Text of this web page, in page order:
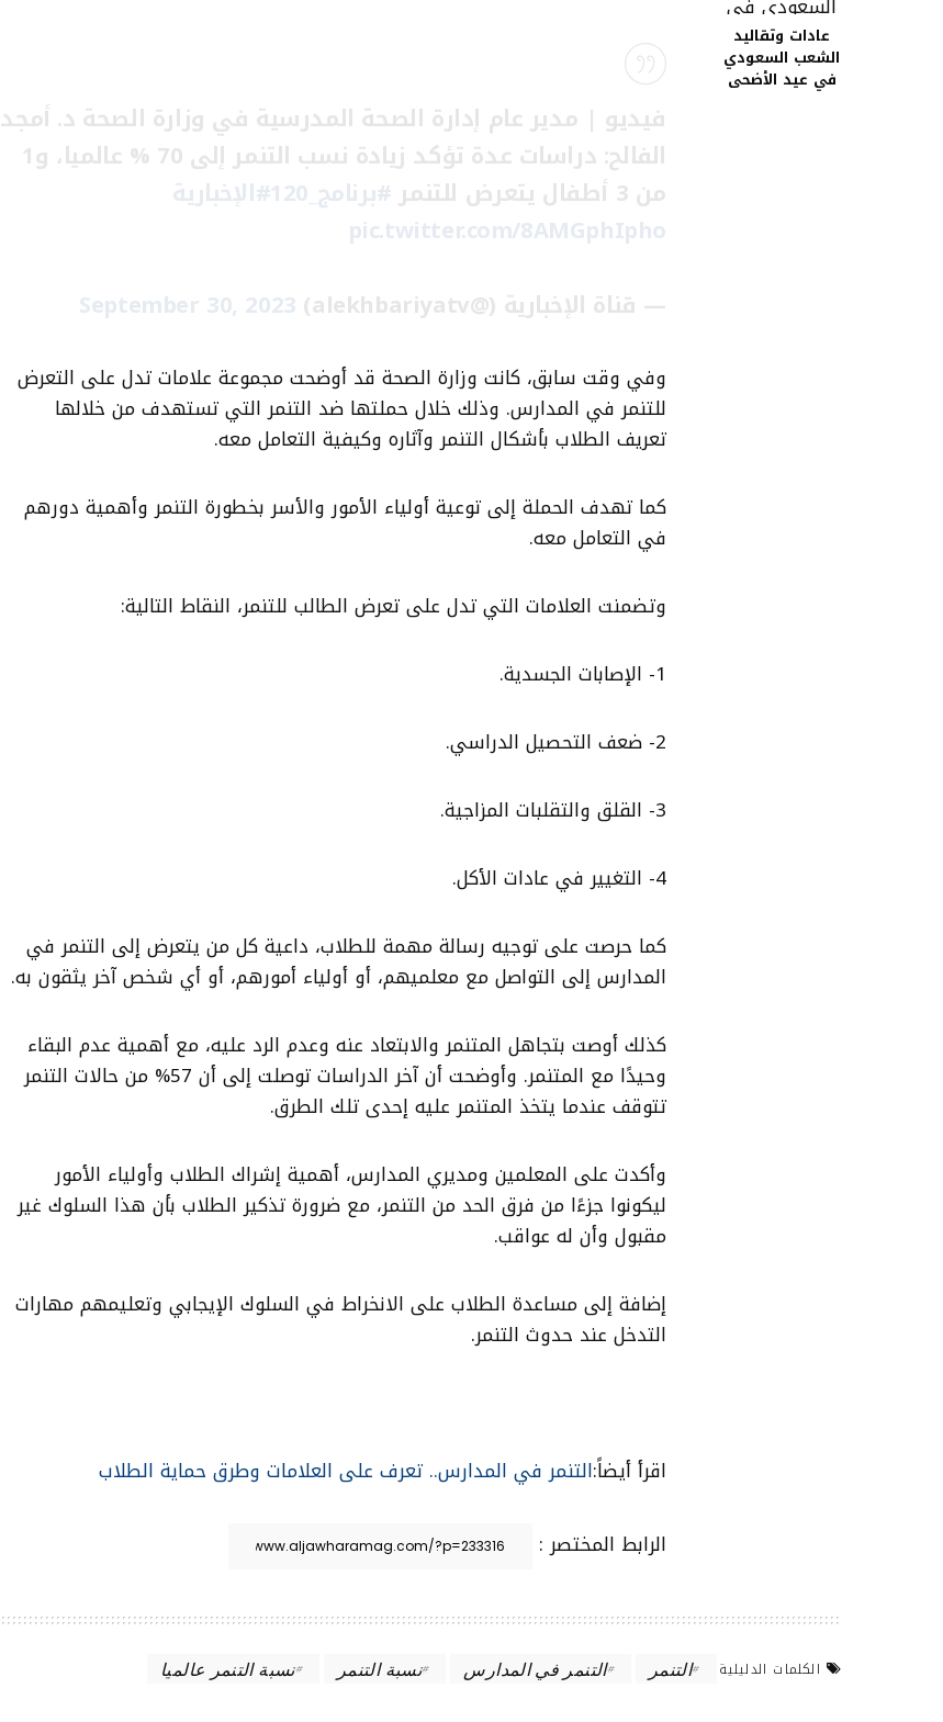
عادات وتقاليد
الشعب السعودي
في عيد الأضحى
فيديو | مدير عام إدارة الصحة المدرسية في وزارة الصحة د. أمجد
الفالح: دراسات عدة تؤكد زيادة نسب التنمر إلى 70 % عالميا، و1
من 3 أطفال يتعرض للتنمر
#برنامج_120
#الإخبارية
pic.twitter.com/8AMGphIpho
— قناة الإخبارية (@alekhbariyatv)
September 30, 2023
وفي وقت سابق، كانت وزارة الصحة قد أوضحت مجموعة علامات تدل على التعرض
للتنمر في المدارس. وذلك خلال حملتها ضد التنمر التي تستهدف من خلالها
تعريف الطلاب بأشكال التنمر وآثاره وكيفية التعامل معه.
كما تهدف الحملة إلى توعية أولياء الأمور والأسر بخطورة التنمر وأهمية دورهم
في التعامل معه.
وتضمنت العلامات التي تدل على تعرض الطالب للتنمر، النقاط التالية:
1- الإصابات الجسدية.
2- ضعف التحصيل الدراسي.
3- القلق والتقلبات المزاجية.
4- التغيير في عادات الأكل.
كما حرصت على توجيه رسالة مهمة للطلاب، داعية كل من يتعرض إلى التنمر في
المدارس إلى التواصل مع معلميهم، أو أولياء أمورهم، أو أي شخص آخر يثقون به.
كذلك أوصت بتجاهل المتنمر والابتعاد عنه وعدم الرد عليه، مع أهمية عدم البقاء
وحيدًا مع المتنمر. وأوضحت أن آخر الدراسات توصلت إلى أن 57% من حالات التنمر
تتوقف عندما يتخذ المتنمر عليه إحدى تلك الطرق.
وأكدت على المعلمين ومديري المدارس، أهمية إشراك الطلاب وأولياء الأمور
ليكونوا جزءًا من فرق الحد من التنمر، مع ضرورة تذكير الطلاب بأن هذا السلوك غير
مقبول وأن له عواقب.
إضافة إلى مساعدة الطلاب على الانخراط في السلوك الإيجابي وتعليمهم مهارات
التدخل عند حدوث التنمر.
اقرأ أيضاً:التنمر في المدارس.. تعرف على العلامات وطرق حماية الطلاب
الرابط المختصر :
الكلمات الدليلية التنمر التنمر في المدارس نسبة التنمر نسبة التنمر عالميا